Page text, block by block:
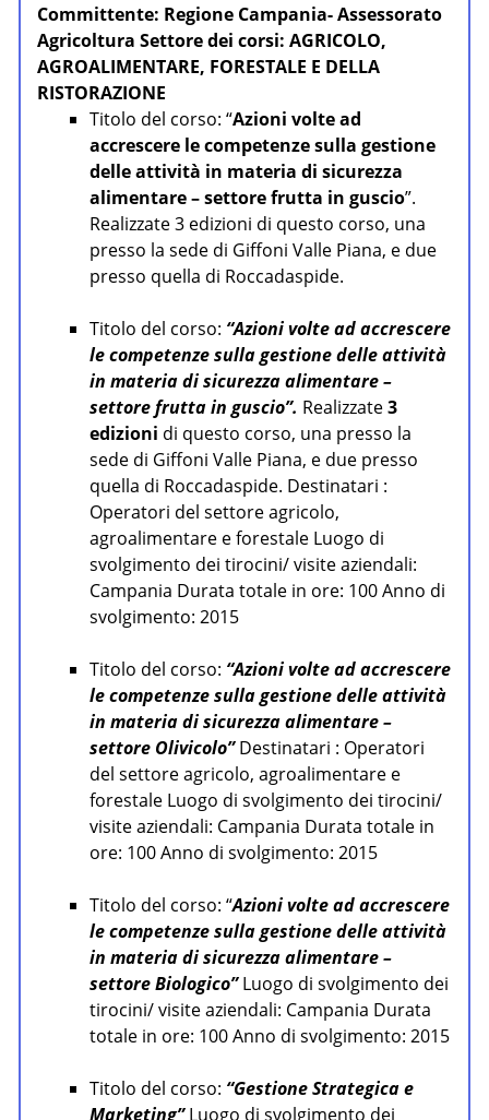
Committente: Regione Campania- Assessorato
Agricoltura Settore dei corsi: AGRICOLO,
AGROALIMENTARE, FORESTALE E DELLA
RISTORAZIONE
Titolo del corso: “Azioni volte ad
accrescere le competenze sulla gestione
delle attività in materia di sicurezza
alimentare – settore frutta in guscio”.
Realizzate 3 edizioni di questo corso, una
presso la sede di Giffoni Valle Piana, e due
presso quella di Roccadaspide.
Titolo del corso: “Azioni volte ad accrescere
le competenze sulla gestione delle attività
in materia di sicurezza alimentare –
settore frutta in guscio”. Realizzate3
edizioni di questo corso, una presso la
sede di Giffoni Valle Piana, e due presso
quella di Roccadaspide. Destinatari :
Operatori del settore agricolo,
agroalimentare e forestale Luogo di
svolgimento dei tirocini/ visite aziendali:
Campania Durata totale in ore: 100 Anno di
svolgimento: 2015
Titolo del corso: “Azioni volte ad accrescere
le competenze sulla gestione delle attività
in materia di sicurezza alimentare –
settore Olivicolo”Destinatari : Operatori
del settore agricolo, agroalimentare e
forestale Luogo di svolgimento dei tirocini/
visite aziendali: Campania Durata totale in
ore: 100 Anno di svolgimento: 2015
Titolo del corso: “Azioni volte ad accrescere
le competenze sulla gestione delle attività
in materia di sicurezza alimentare –
settore Biologico”Luogo di svolgimento dei
tirocini/ visite aziendali: Campania Durata
totale in ore: 100 Anno di svolgimento: 2015
Titolo del corso: “Gestione Strategica e
Marketing”Luogo di svolgimento dei